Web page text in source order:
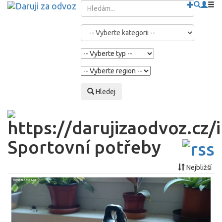
Hledej
Sportovní potřeby
Nejbližší